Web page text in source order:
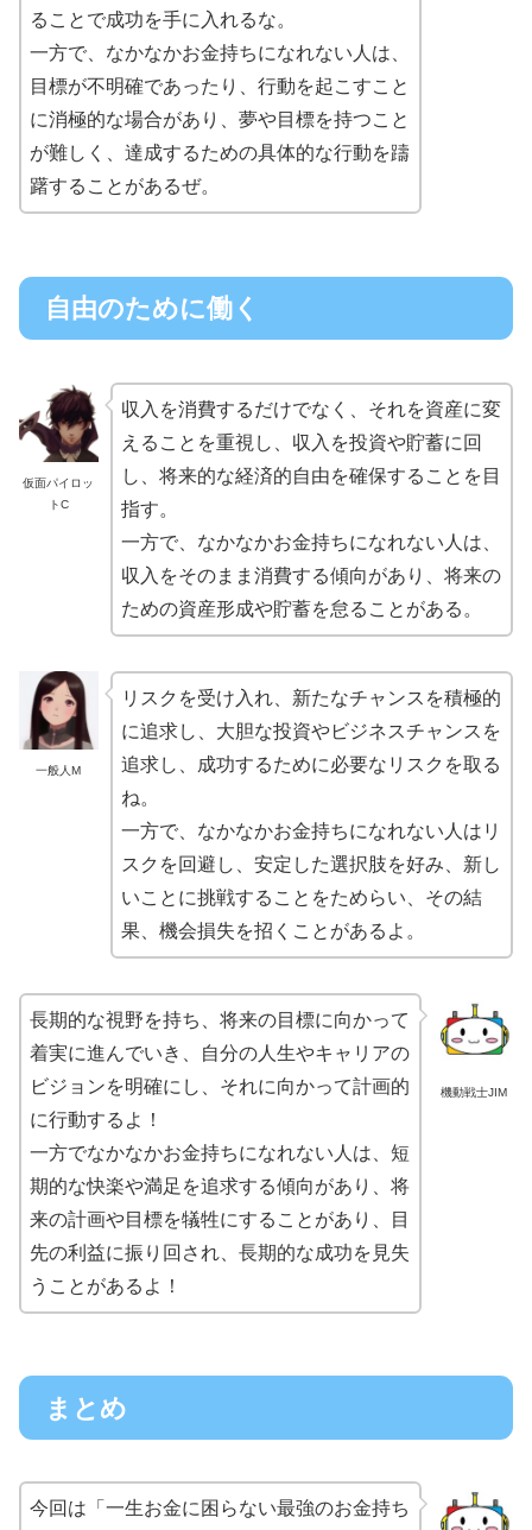
ることで成功を手に入れるな。
一方で、なかなかお金持ちになれない人は、
目標が不明確であったり、行動を起こすこと
に消極的な場合があり、夢や目標を持つこと
が難しく、達成するための具体的な行動を躊
躇することがあるぜ。
自由のために働く
仮面パイロッ
トC
収入を消費するだけでなく、それを資産に変
えることを重視し、収入を投資や貯蓄に回
し、将来的な経済的自由を確保することを目
指す。
一方で、なかなかお金持ちになれない人は、
収入をそのまま消費する傾向があり、将来の
ための資産形成や貯蓄を怠ることがある。
一般人M
リスクを受け入れ、新たなチャンスを積極的
に追求し、大胆な投資やビジネスチャンスを
追求し、成功するために必要なリスクを取る
ね。
一方で、なかなかお金持ちになれない人はリ
スクを回避し、安定した選択肢を好み、新し
いことに挑戦することをためらい、その結
果、機会損失を招くことがあるよ。
機動戦士JIM
長期的な視野を持ち、将来の目標に向かって
着実に進んでいき、自分の人生やキャリアの
ビジョンを明確にし、それに向かって計画的
に行動するよ！
一方でなかなかお金持ちになれない人は、短
期的な快楽や満足を追求する傾向があり、将
来の計画や目標を犠牲にすることがあり、目
先の利益に振り回され、長期的な成功を見失
うことがあるよ！
まとめ
今回は「一生お金に困らない最強のお金持ち